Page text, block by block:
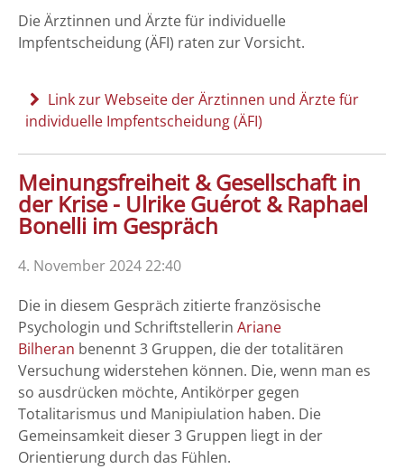
Die Ärztinnen und Ärzte für individuelle
Impfentscheidung (ÄFI) raten zur Vorsicht.
Link zur Webseite der Ärztinnen und Ärzte für
individuelle Impfentscheidung (ÄFI)
Meinungsfreiheit & Gesellschaft in
der Krise - Ulrike Guérot & Raphael
Bonelli im Gespräch
4. November 2024 22:40
Die in diesem Gespräch zitierte französische
Psychologin und Schriftstellerin Ariane
Bilheran benennt 3 Gruppen, die der totalitären
Versuchung widerstehen können. Die, wenn man es
so ausdrücken möchte, Antikörper gegen
Totalitarismus und Manipiulation haben. Die
Gemeinsamkeit dieser 3 Gruppen liegt in der
Orientierung durch das Fühlen.